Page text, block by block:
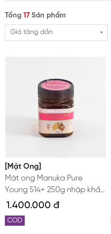
Tổng 17 Sản phẩm
Giá tăng dần
[Mật Ong]
Mật ong Manuka Pure
Young 514+ 250g nhập khẩu
từ Úc
1.400.000 đ
COD
Trà sâm Hàn Quốc
Vỏ bình ngâm sâm
Mỹ phẩm hồng sâm